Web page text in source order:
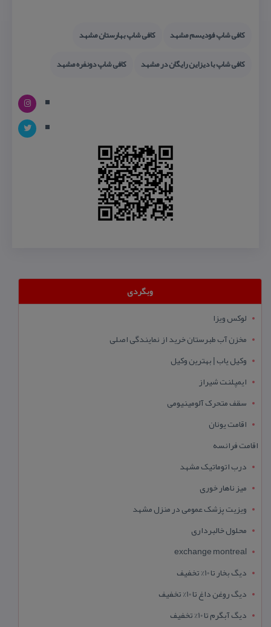
كافی شاپ فودیسم مشهد
كافی شاپ بهارستان مشهد
كافی شاپ با دیزاین رایگان در مشهد
كافی شاپ دونفره مشهد
وبگردی
لوکس ویزا
مخزن آب طبرستان خرید از نمایندگی اصلی
وکیل یاب | بهترین وکیل
ایمپلنت شیراز
سقف متحرک آلومینیومی
اقامت یونان
اقامت فرانسه
درب اتوماتیک مشهد
میز ناهار خوری
ویزیت پزشک عمومی در منزل مشهد
محلول خالبرداری
exchange montreal
دیگ بخار تا 10% تخفیف
دیگ روغن داغ تا 10% تخفیف
دیگ آبگرم تا 10% تخفیف